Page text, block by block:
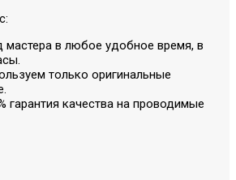
в любое удобное время, в
только оригинальные
гарантия качества на проводимые